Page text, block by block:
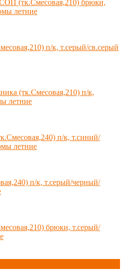
(тк.Смесовая,210) брюки,
летние
п/к, т.серый/св.серый
(тк.Смесовая,210) п/к,
летние
п/к, т.синий/
летние
п/к, т.серый/черный/
брюки, т.серый/